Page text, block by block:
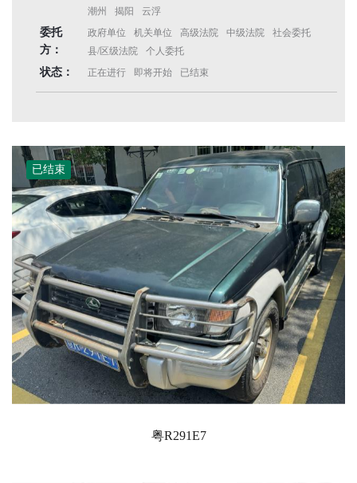
潮州
揭阳 云浮
委托
方：
政府单位 机关单位 高级法院 中级法院
社会委托
县/区级法院
个人委托
状态： 正在进行 即将开始 已结束
已结束
粤R291E7